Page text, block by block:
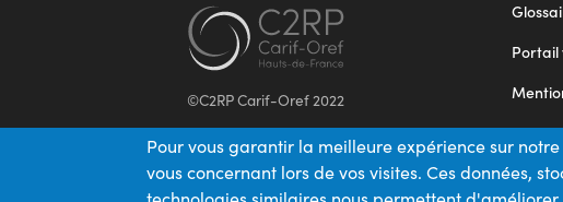
©C2RP Carif-Oref 2022
Portail
Appels
Plan
Pour vous garantir la meilleure expérience sur
vous concernant lors de vos visites. Ces données,